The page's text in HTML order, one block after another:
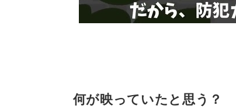
何が映っていたと思う？